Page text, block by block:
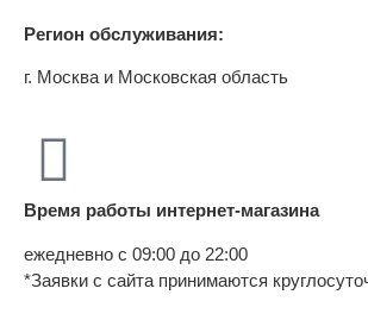
Регион обслуживания:
г. Москва и Московская область
Время работы интернет-магазина
ежедневно с 09:00 до 22:00
*Заявки с сайта принимаются